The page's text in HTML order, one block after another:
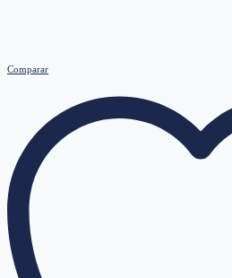
Comparar